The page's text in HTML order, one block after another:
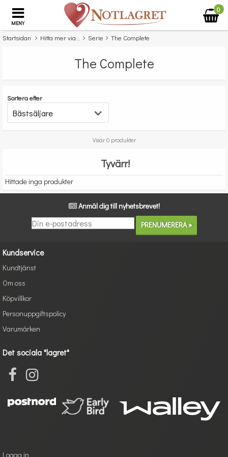
MENY
0
Startsidan Hitta mer via... Serie The Complete
The Complete
Sortera efter
Visar 0 produkter
Tyvärr!
Hittade inga produkter
Anmäl dig till nyhetsbrevet!
Kundservice
Kundtjänst
Om oss
Köpvillkor
Personuppgiftspolicy
Varumärken
Det sociala "lagret"
Logga in